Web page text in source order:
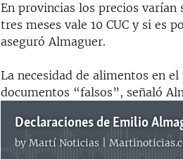
En provincias los precios
tres meses vale 10 CUC y si es
aseguró Almaguer.
La necesidad de alimentos en
documentos “falsos”, señaló
Declaraciones de Emilio
byMartí Noticias |
No